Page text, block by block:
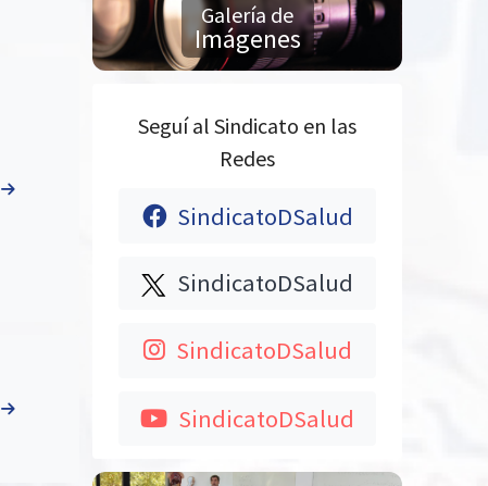
Galería de
Imágenes
Seguí al Sindicato en las
Redes
SindicatoDSalud
SindicatoDSalud
SindicatoDSalud
SindicatoDSalud